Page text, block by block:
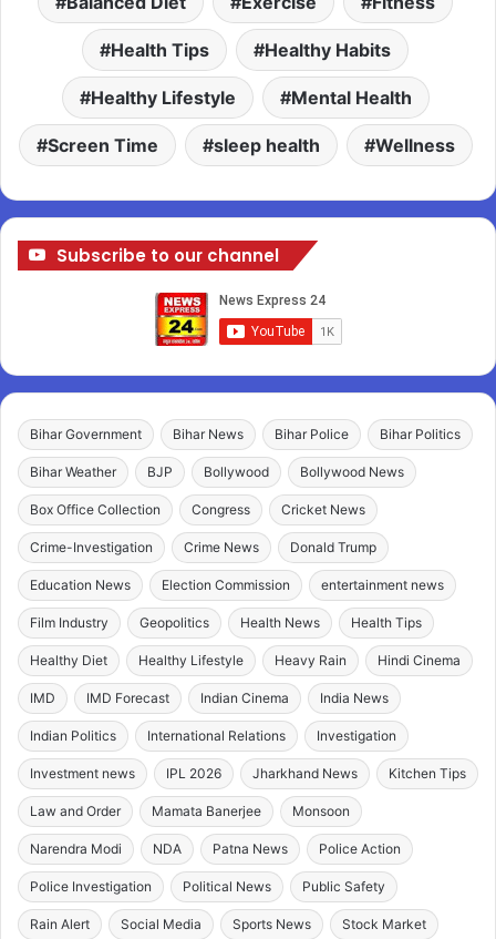
Health Tips Healthy Habits
Healthy Lifestyle Mental Health
Screen Time sleep health Wellness
Subscribe to our channel
Bihar Government Bihar News Bihar Police Bihar Politics
Bihar Weather BJP Bollywood Bollywood News
Box Office Collection Congress Cricket News
Crime-Investigation Crime News Donald Trump
Education News Election Commission entertainment news
Film Industry Geopolitics Health News Health Tips
Healthy Diet Healthy Lifestyle Heavy Rain Hindi Cinema
IMD IMD Forecast Indian Cinema India News
Indian Politics International Relations Investigation
Investment news IPL 2026 Jharkhand News Kitchen Tips
Law and Order Mamata Banerjee Monsoon
Narendra Modi NDA Patna News Police Action
Police Investigation Political News Public Safety
Rain Alert Social Media Sports News Stock Market